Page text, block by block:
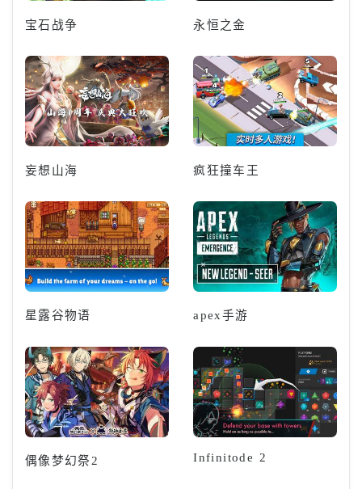
宝石战争 永恒之金
妄想山海 疯狂撞车王
星露谷物语 apex手游
偶像梦幻祭2 Infinitode 2